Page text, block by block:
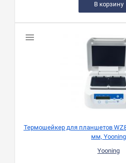
В корзину
Термошейкер для планшетов
мм, Yooning
Yooning